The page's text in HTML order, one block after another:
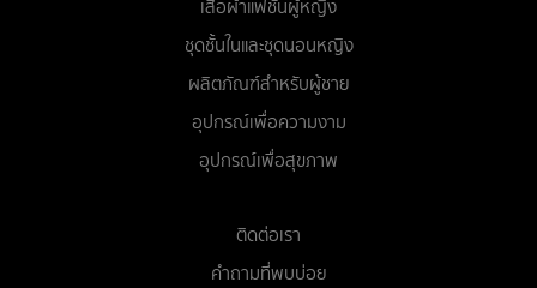
เสื้อผ้าแฟชั่นผู้หญิง
ชุดชั้นในและชุดนอนหญิง
ผลิตภัณฑ์สำหรับผู้ชาย
อุปกรณ์เพื่อความงาม
อุปกรณ์เพื่อสุขภาพ
ติดต่อเรา
คำถามที่พบบ่อย